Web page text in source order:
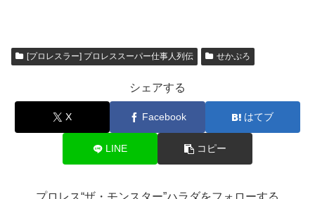
e
o
er bl
gl
e
Cl
a
ss
ro
o
[プロレスラー] プロレススーパー仕事人列伝 せかぷろ
シェアする
X Facebook はてブ
LINE コピー